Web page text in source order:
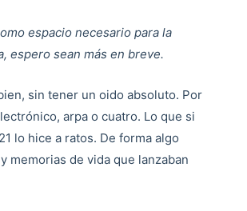
espacio necesario para la
espero sean más en breve.
sin tener un oido absoluto. Por
arpa o cuatro. Lo que si
lo hice a ratos. De forma algo
memorias de vida que lanzaban